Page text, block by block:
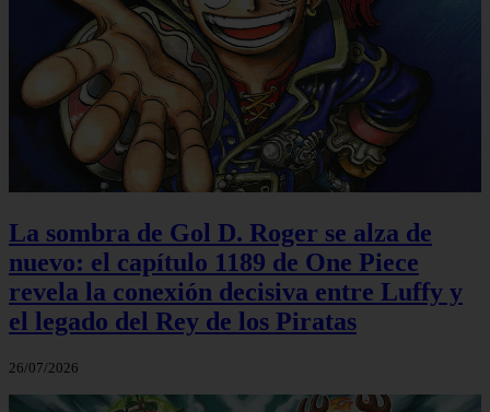
La sombra de Gol D. Roger se alza de
nuevo: el capítulo 1189 de One Piece
revela la conexión decisiva entre Luffy y
el legado del Rey de los Piratas
26/07/2026